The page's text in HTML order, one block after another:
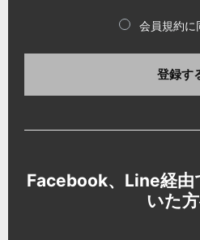
会員規約に
登録す
Facebook、Line経由
いた